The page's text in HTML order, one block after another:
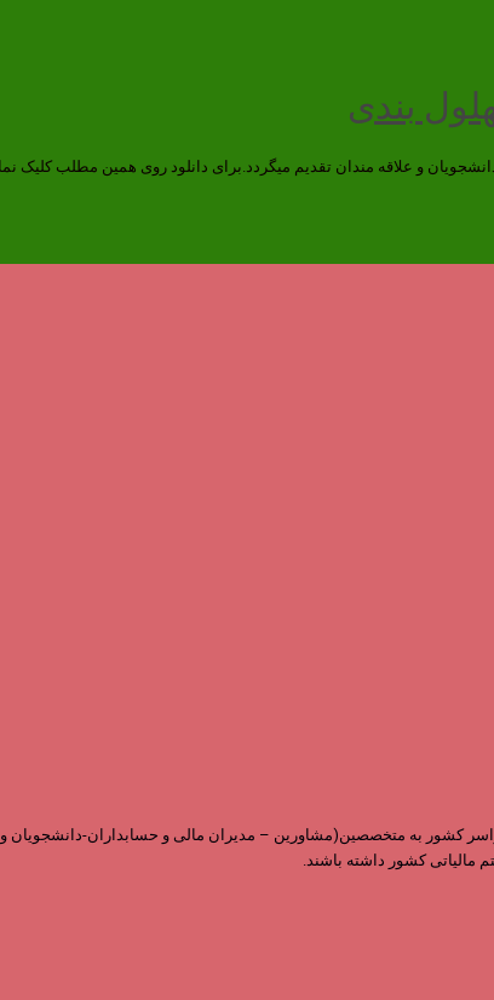
و علاقه مندان تقدیم میگردد.برای دانلود روی همین مطلب کلیک
سابقه و داشتن نمایندگی در سراسر کشور به متخصصین(مشاورین – مدیران مالی و
مالیاتی کشور داشته باشند.